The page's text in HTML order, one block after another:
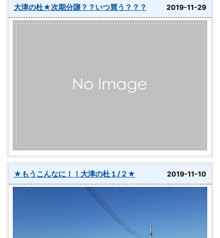
大津の杜★次期分譲？？いつ買う？？？ 2019-11-29
★もうこんなに！！大津の杜１/２★ 2019-11-10